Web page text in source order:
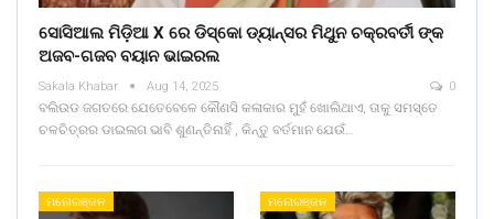
ସୋସିଆଲ ମିଡ଼ିଆ X ରେ ଡିସ୍କୋ ଡ୍ୟାନ୍ସର ମିଥୁନ ଚକ୍ରବର୍ତୀ ଙ୍କ
ଅଜବ-ଗଜବ ବୟାନ ଭାଇରଲ
Sakala Khabar Aug 14, 2025 0
ବଲିଉଡ ଜଗତରେ ଯେତେବେଳେ କୌଣସି କଳାକାର ମୁହଁ ଖୋଲିଥାଏ, ତାକୁ ସମସ୍ତେ
ଚଳଚିତ୍ରର ଡାଇଲଗ ଭାବି ଶୁଣନ୍ତିନାହିଁ , କିନ୍ତୁ ବର୍ତମାନ ଯେଉଁ…
ମନୋରଞ୍ଜନ ମନୋରଞ୍ଜନ